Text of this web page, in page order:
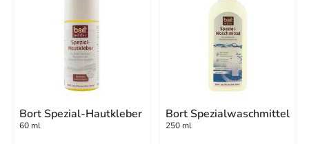
Bort Spezial-Hautkleber
60 ml
Bort Spezialwaschmittel
250 ml